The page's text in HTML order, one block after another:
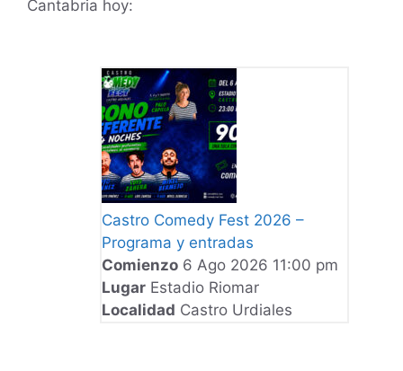
Cantabria hoy:
Castro Comedy Fest 2026 –
Programa y entradas
Comienzo 6 Ago 2026 11:00 pm
Lugar Estadio Riomar
Localidad Castro Urdiales